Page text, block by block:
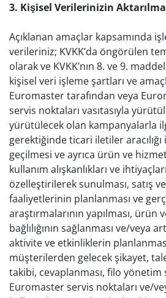
3. Kişisel Verilerinizin
Açıklanan amaçlar kapsamında
verileriniz; KVKK’da öngörülen
olarak ve KVKK’nın 8. ve 9.
kişisel veri işleme şartları ve
Euromaster tarafından veya
servis noktaları vasıtasıyla
yürütülecek olan kampanyalarla
gerektiğinde ticari iletiler
geçilmesi ve ayrıca ürün ve
kullanım alışkanlıkları ve
özelleştirilerek sunulması, satış
faaliyetlerinin planlanması ve
araştırmalarının yapılması, ürün
bağlılığının sağlanması ve/veya
aktivite ve etkinliklerin
müşterilerden gelecek şikayet,
takibi, cevaplanması, filo
Euromaster servis noktaları ve/